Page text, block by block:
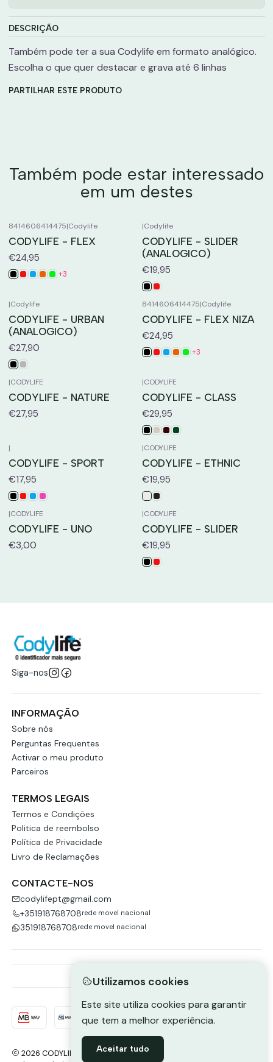
DESCRIÇÃO
Também pode ter a sua Codylife em formato analógico.
Escolha o que quer destacar e grava até 6 linhas
PARTILHAR ESTE PRODUTO
Também pode estar interessado
em um destes
8414606414475|Codylife
CODYLIFE - FLEX
€24,95
+3
|Codylife
CODYLIFE - SLIDER
(ANALOGICO)
€19,95
|Codylife
CODYLIFE - URBAN
(ANALOGICO)
€27,90
8414606414475|Codylife
CODYLIFE - FLEX NIZA
€24,95
+3
|CODYLIFE
CODYLIFE - NATURE
€27,95
|CODYLIFE
CODYLIFE - CLASS
€29,95
|
CODYLIFE - SPORT
€17,95
|CODYLIFE
CODYLIFE - ETHNIC
€19,95
|CODYLIFE
CODYLIFE - UNO
€3,00
|CODYLIFE
CODYLIFE - SLIDER
€19,95
Siga-nos
INFORMAÇÃO
Sobre nós
Perguntas Frequentes
Activar o meu produto
Parceiros
TERMOS LEGAIS
Termos e Condições
Politica de reembolso
Política de Privacidade
Livro de Reclamações
CONTACTE-NOS
codylifept@gmail.com
+351918768708rede movel nacional
351918768708rede movel nacional
2026 CODYLIFE-PORTUGAL.
Utilizamos cookies
Este site utiliza cookies para garantir
que tem a melhor experiência.
Aceitar tudo